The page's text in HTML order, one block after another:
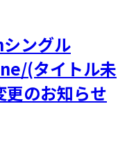
ングル
(タイトル未
のお知らせ